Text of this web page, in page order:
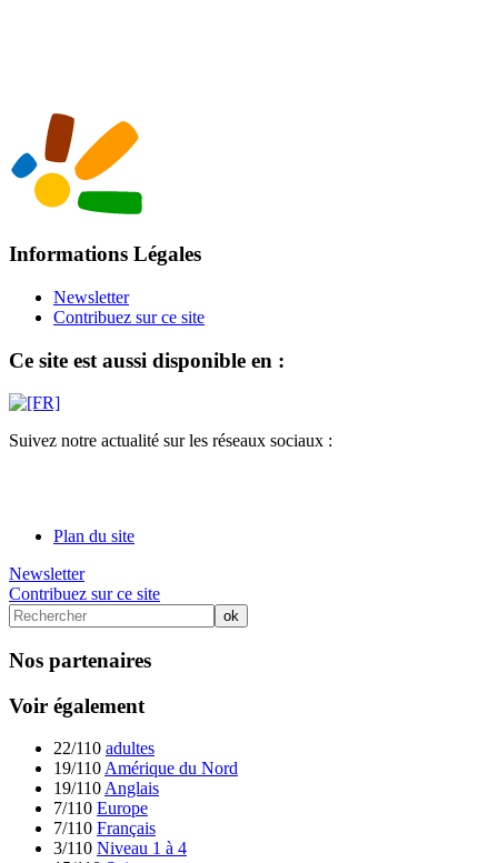
Informations Légales
Newsletter
Contribuez sur ce site
Ce site est aussi disponible en :
Suivez notre actualité sur les réseaux sociaux :
Plan du site
Newsletter
Contribuez sur ce site
Nos partenaires
Voir également
22/110 adultes
19/110Amérique du Nord
19/110Anglais
7/110 Europe
7/110 Français
3/110 Niveau 1 à 4